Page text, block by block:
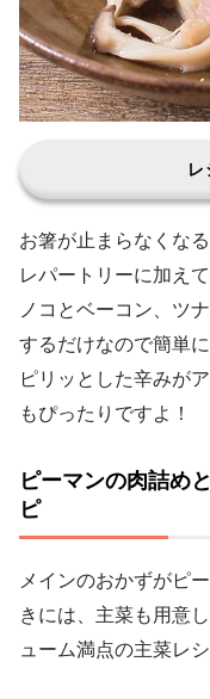
お箸が止まらなくな
レパートリーに加え
ノコとベーコン、ツ
するだけなので簡単
ピリッとした辛みが
もぴったりですよ！
ピーマンの肉詰め
ピ
メインのおかずがピ
きには、主菜も用意
ューム満点の主菜レ